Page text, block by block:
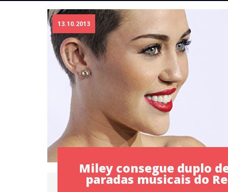
13.10.2013
Miley consegue duplo
paradas musicais do